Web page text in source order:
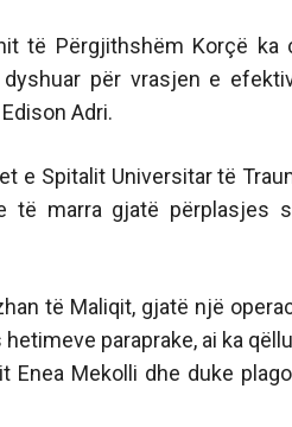
të Përgjithshëm Korçë ka
dyshuar për vrasjen e
Adri.
e Spitalit Universitar të
të marra gjatë përplasjes
të Maliqit, gjatë një
paraprake, ai ka
Mekolli dhe duke